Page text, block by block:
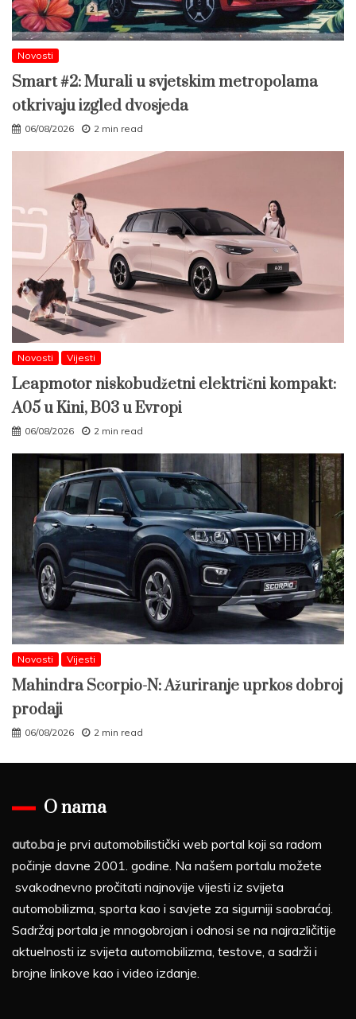
Novosti
Smart #2: Murali u svjetskim metropolama
otkrivaju izgled dvosjeda
06/08/2026 2 min read
Novosti Vijesti
Leapmotor niskobudžetni električni kompakt:
A05 u Kini, B03 u Evropi
06/08/2026 2 min read
Novosti Vijesti
Mahindra Scorpio-N: Ažuriranje uprkos dobroj
prodaji
06/08/2026 2 min read
O nama
auto.ba je prvi automobilistički web portal koji sa radom
počinje davne 2001. godine. Na našem portalu možete
svakodnevno pročitati najnovije vijesti iz svijeta
automobilizma, sporta kao i savjete za sigurniji saobraćaj.
Sadržaj portala je mnogobrojan i odnosi se na najrazličitije
aktuelnosti iz svijeta automobilizma, testove, a sadrži i
brojne linkove kao i video izdanje.